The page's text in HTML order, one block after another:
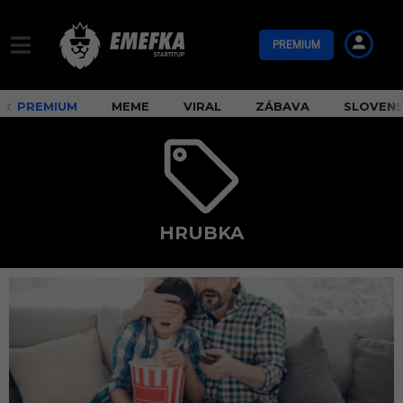
PREMIUM
PREMIUM MEME VIRAL ZÁBAVA
HRUBKA
r
u
b